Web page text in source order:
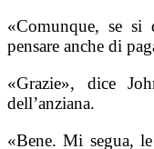
«Comunque, se si
pensare anche di
«Grazie», dice
dell’anziana.
«Bene. Mi segua,